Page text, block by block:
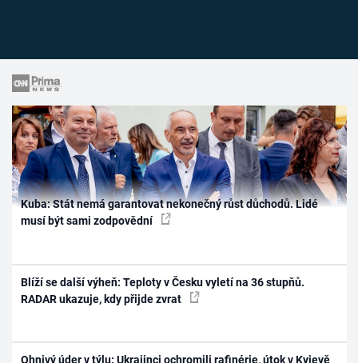
Kuba: Stát nemá garantovat nekonečný růst důchodů. Lidé
musí být sami zodpovědní
Blíží se další výheň: Teploty v Česku vyletí na 36 stupňů.
RADAR ukazuje, kdy přijde zvrat
Ohnivý úder v týlu: Ukrajinci ochromili rafinérie, útok v Kyjevě